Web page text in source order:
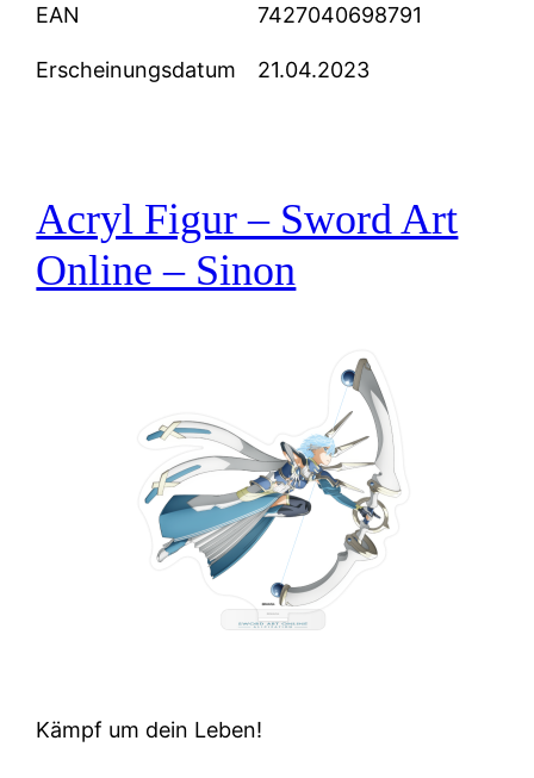
EAN 7427040698791
Erscheinungsdatum 21.04.2023
Acryl Figur – Sword Art
Online – Sinon
Kämpf um dein Leben!